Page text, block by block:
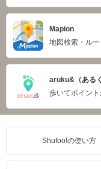
Mapion
地図検索・ル
aruku&（ある
歩いてポイン
Shufoo!の使い方